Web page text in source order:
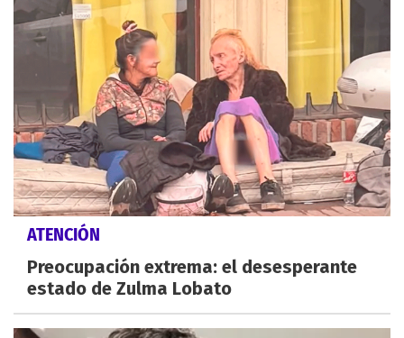
ATENCIÓN
Preocupación extrema: el desesperante
estado de Zulma Lobato